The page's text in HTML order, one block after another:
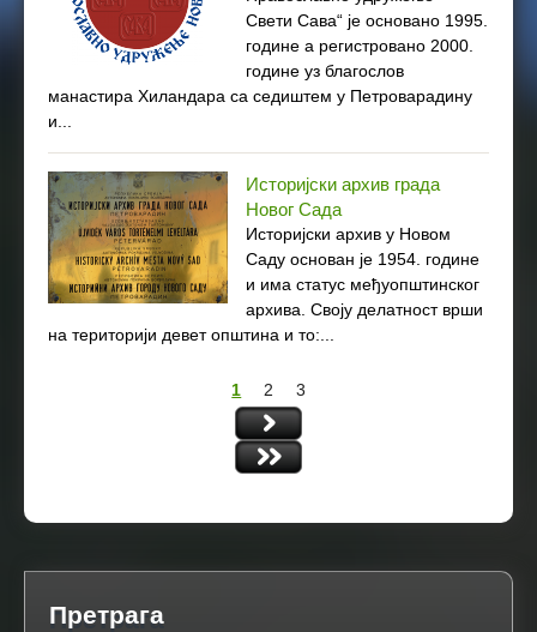
Свети Сава“ је основано 1995.
године а регистровано 2000.
године уз благослов
манастира Хиландара са седиштем у Петроварадину
и...
Историјски архив града
Новог Сада
Историјски архив у Новом
Саду основан је 1954. године
и има статус међуопштинског
архива. Своју делатност врши
на територији девет општина и то:...
1 2 3
Претрага